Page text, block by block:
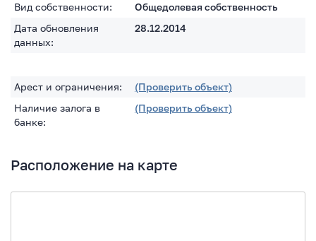
Вид собственности:
Общедолевая собственность
Дата обновления
данных:
28.12.2014
Арест и ограничения:
(Проверить объект)
Наличие залога в
банке:
(Проверить объект)
Расположение на карте